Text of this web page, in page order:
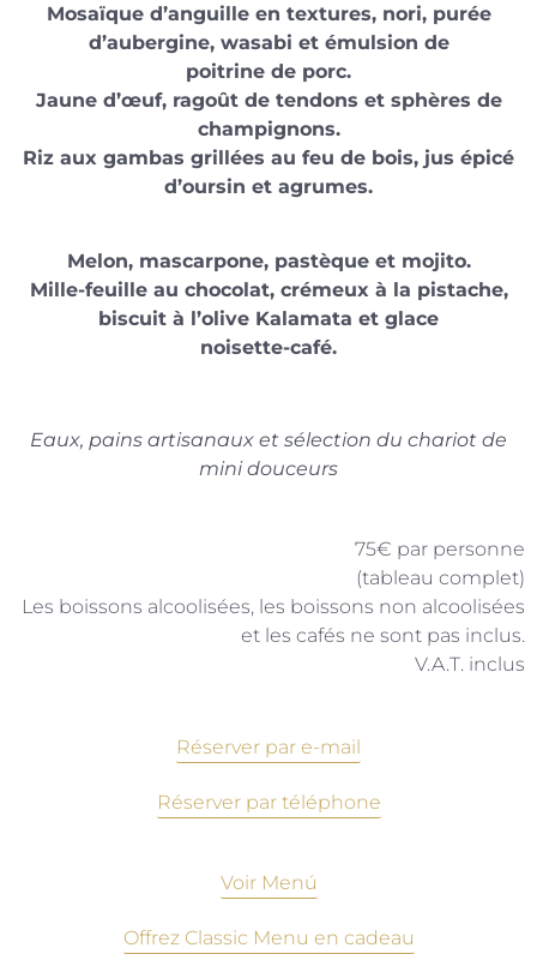
Mosaïque d’anguille en textures, nori, purée
d’aubergine, wasabi et émulsion de
poitrine de porc.
Jaune d’œuf, ragoût de tendons et sphères de
champignons.
Riz aux gambas grillées au feu de bois, jus épicé
d’oursin et agrumes.
Melon, mascarpone, pastèque et mojito.
Mille-feuille au chocolat, crémeux à la pistache,
biscuit à l’olive Kalamata et glace
noisette-café.
Eaux, pains artisanaux et sélection du chariot de
mini douceurs
75€ par personne
(tableau complet)
Les boissons alcoolisées, les boissons non alcoolisées
et les cafés ne sont pas inclus.
V.A.T. inclus
Réserver par e-mail
Réserver par téléphone
Voir Menú
Offrez Classic Menu en cadeau